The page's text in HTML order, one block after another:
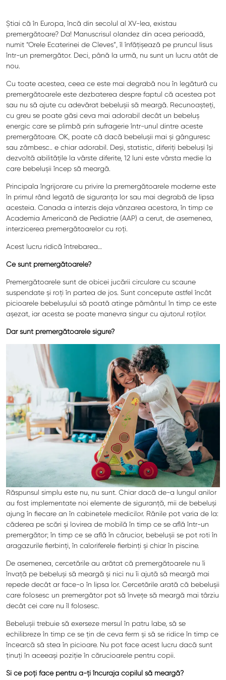
Știai că în Europa, încă din secolul al XV-lea, existau
premergătoare? Da! Manuscrisul olandez din acea perioadă,
numit “Orele Ecaterinei de Cleves”, îl înfățișează pe pruncul Iisus
într-un premergător. Deci, până la urmă, nu sunt un lucru atât de
nou.
Cu toate acestea, ceea ce este mai degrabă nou în legătură cu
premergătoarele este dezbaterea despre faptul că acestea pot
sau nu să ajute cu adevărat bebelușii să meargă. Recunoașteți,
cu greu se poate găsi ceva mai adorabil decât un bebeluș
energic care se plimbă prin sufragerie într-unul dintre aceste
premergătoare. OK, poate că dacă bebelușii mai și gânguresc
sau zâmbesc.. e chiar adorabil. Deși, statistic, diferiți bebeluși își
dezvoltă abilitățile la vârste diferite, 12 luni este vârsta medie la
care bebelușii încep să meargă.
Principala îngrijorare cu privire la premergătoarele moderne este
în primul rând legată de siguranța lor sau mai degrabă de lipsa
acesteia. Canada a interzis deja vânzarea acestora, în timp ce
Academia Americană de Pediatrie (AAP) a cerut, de asemenea,
interzicerea premergătoarelor cu roți.
Acest lucru ridică întrebarea…
Ce sunt premergătoarele?
Premergătoarele sunt de obicei jucării circulare cu scaune
suspendate și roți în partea de jos. Sunt concepute astfel încât
picioarele bebelușului să poată atinge pământul în timp ce este
așezat, iar acesta se poate manevra singur cu ajutorul roților.
Dar sunt premergătoarele sigure?
Răspunsul simplu este nu, nu sunt. Chiar dacă de-a lungul anilor
au fost implementate noi elemente de siguranță, mii de bebeluși
ajung în fiecare an în cabinetele medicilor. Rănile pot varia de la:
căderea pe scări și lovirea de mobilă în timp ce se află într-un
premergător; în timp ce se află în cărucior, bebelușii se pot roti în
aragazurile fierbinți, în caloriferele fierbinți și chiar în piscine.
De asemenea, cercetările au arătat că premergătoarele nu îi
învață pe bebeluși să meargă și nici nu îi ajută să meargă mai
repede decât ar face-o în lipsa lor. Cercetările arată că bebelușii
care folosesc un premergător pot să învețe să meargă mai târziu
decât cei care nu îl folosesc.
Bebelușii trebuie să exerseze mersul în patru labe, să se
echilibreze în timp ce se țin de ceva ferm și să se ridice în timp ce
încearcă să stea în picioare. Nu pot face acest lucru dacă sunt
ținuți în aceeași poziție în cărucioarele pentru copii.
Și ce poți face pentru a-ți încuraja copilul să meargă?